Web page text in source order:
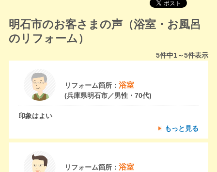
明石市のお客さまの声（浴室・お風呂
のリフォーム）
5件中1～5件表示
リフォーム箇所： 浴室
(兵庫県明石市／男性・70代)
印象はよい
もっと見る
リフォーム箇所： 浴室